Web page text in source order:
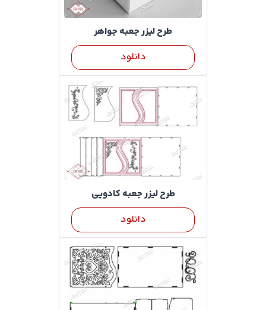
طرح لیزر جعبه جواهر
دانلود
طرح لیزر جعبه کادویی
دانلود